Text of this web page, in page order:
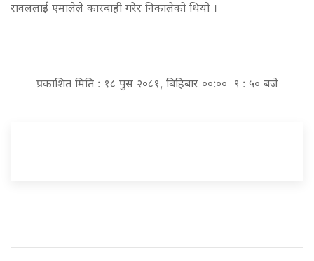
रावललाई एमालेले कारबाही गरेर निकालेको थियो ।
प्रकाशित मिति : १८ पुस २०८१, बिहिबार ००:०० ९ : ५० बजे